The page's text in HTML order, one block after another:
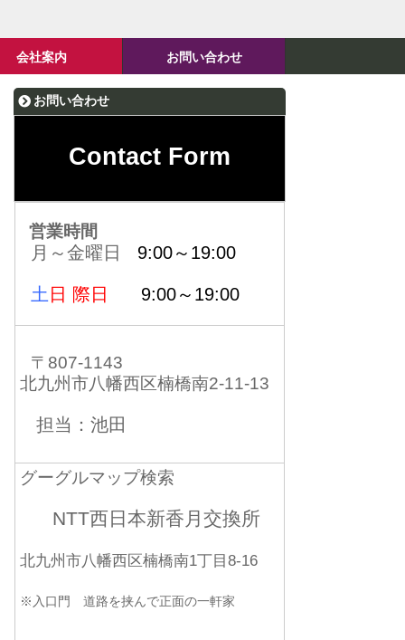
会社案内 お問い合わせ
お問い合わせ
Contact Form
営業時間
月～金曜日 9:00～19:00
土 日 際日 9:00～19:00
〒807-1143
北九州市八幡西区楠橋南2-11-13
担当：池田
グーグルマップ検索
NTT西日本新香月交換所
北九州市八幡西区楠橋南1丁目8-16
※入口門 道路を挟んで正面の一軒家